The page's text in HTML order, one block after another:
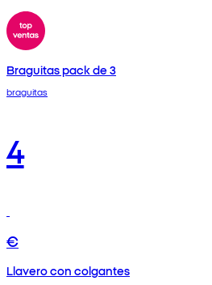
Braguitas pack de 3
braguitas
4
€
Llavero con colgantes